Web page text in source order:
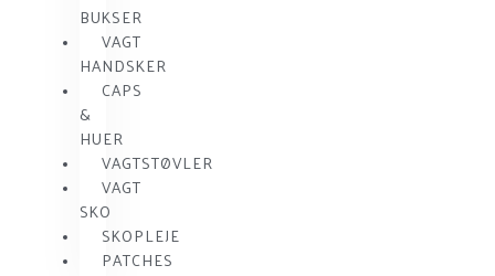
BUKSER
VAGT
HANDSKER
CAPS
&
HUER
VAGTSTØVLER
VAGT
SKO
SKOPLEJE
PATCHES